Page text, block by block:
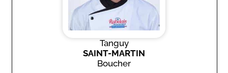
Tanguy
SAINT-MARTIN
Boucher